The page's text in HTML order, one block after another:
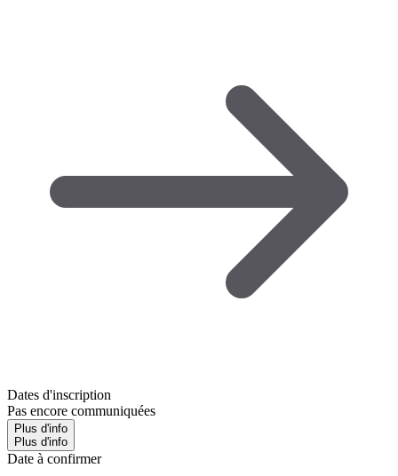
Dates d'inscription
Pas encore communiquées
Plus d'info
Plus d'info
Date à confirmer